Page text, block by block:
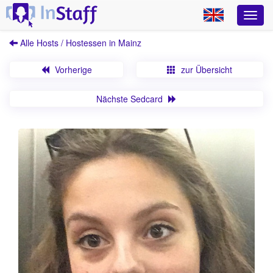
Alle Hosts / Hostessen in Mainz
Vorherige zur Übersicht
Nächste Sedcard